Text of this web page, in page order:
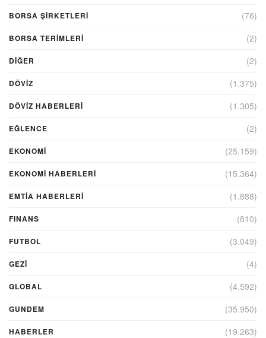
BORSA ŞIRKETLERI (76)
BORSA TERIMLERI (2)
DIĞER (2)
DÖVİZ (1.375)
DÖVIZ HABERLERI (1.305)
EĞLENCE (2)
EKONOMİ (25.159)
EKONOMI HABERLERI (15.364)
EMTIA HABERLERI (1.888)
FINANS (810)
FUTBOL (3.049)
GEZI (4)
GLOBAL (4.592)
GUNDEM (35.950)
HABERLER (19.263)